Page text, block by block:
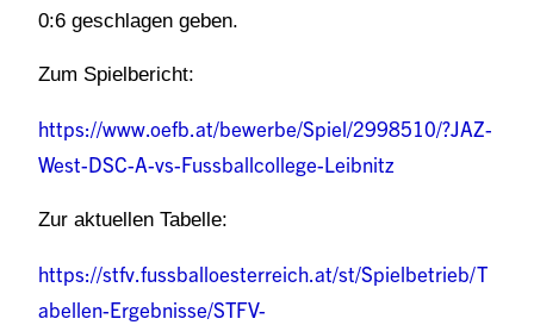
0:6 geschlagen geben.
Zum Spielbericht:
https://www.oefb.at/bewerbe/Spiel/2998510/?JAZ-
West-DSC-A-vs-Fussballcollege-Leibnitz
Zur aktuellen Tabelle:
https://stfv.fussballoesterreich.at/st/Spielbetrieb/T
abellen-Ergebnisse/STFV-